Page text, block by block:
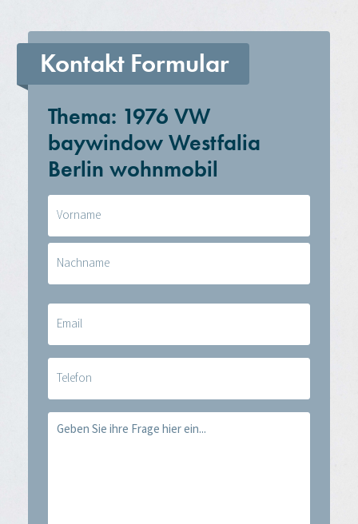
Kontakt Formular
Thema: 1976 VW
baywindow Westfalia
Berlin wohnmobil
E-
mail
Telefoon
Vraag
(erforderlich)